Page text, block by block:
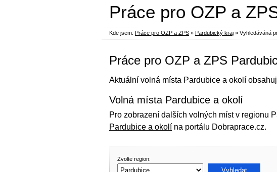
Práce pro OZP a ZPS
Aktuální volná místa Pardubice a okolí
Volná místa Pardubice a okolí
Pro zobrazení dalších volných míst v regionu
Pardubice a okolí na portálu Dobraprace.cz.
Zvolte region:
Práce pro OZP a
Kde jsem: Práce pro OZP a ZPS » Pardubický kraj » Vyhledáváná